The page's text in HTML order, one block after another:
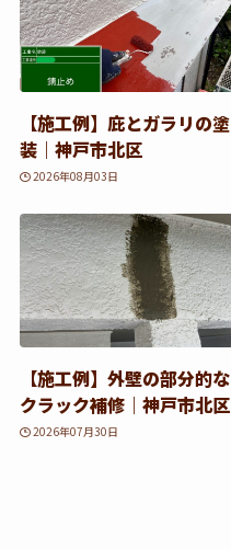
【施工例】庇とガラリの塗
装｜神戸市北区
2026年08月03日
【施工例】外壁の部分的な
クラック補修｜神戸市北区
2026年07月30日